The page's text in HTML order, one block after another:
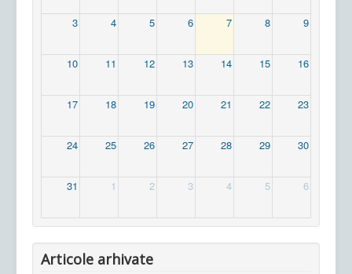
3 4 5 6 7 8 9
10 11 12 13 14 15 16
17 18 19 20 21 22 23
24 25 26 27 28 29 30
31 1 2 3 4 5 6
Articole arhivate